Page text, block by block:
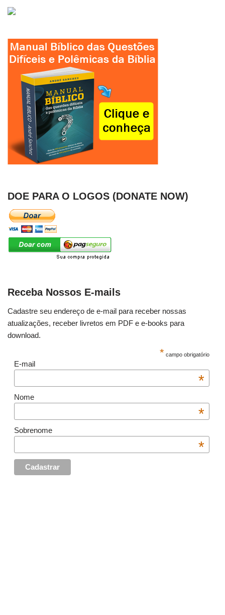
DOE PARA O LOGOS (DONATE NOW)
Receba Nossos E-mails
Cadastre seu endereço de e-mail para receber nossas
atualizações, receber livretos em PDF e e-books para
download.
* campo obrigatório
E-mail
*
Nome
*
Sobrenome
*